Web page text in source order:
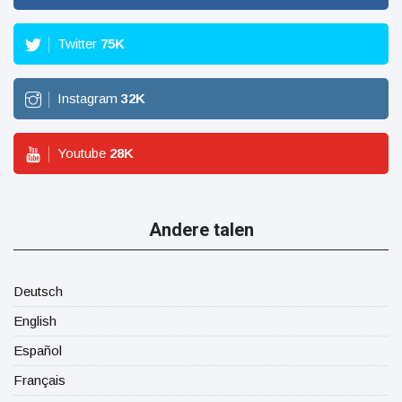
Twitter 75K
Instagram 32K
Youtube 28K
Andere talen
Deutsch
English
Español
Français